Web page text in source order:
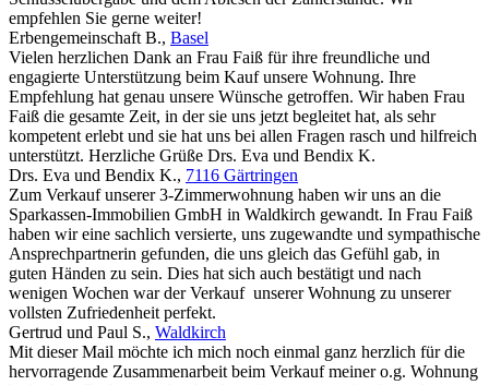
empfehlen Sie gerne weiter!
Erbengemeinschaft B., Basel
Vielen herzlichen Dank an Frau Faiß für ihre freundliche und
engagierte Unterstützung beim Kauf unsere Wohnung. Ihre
Empfehlung hat genau unsere Wünsche getroffen. Wir haben Frau
Faiß die gesamte Zeit, in der sie uns jetzt begleitet hat, als sehr
kompetent erlebt und sie hat uns bei allen Fragen rasch und hilfreich
unterstützt. Herzliche Grüße Drs. Eva und Bendix K.
Drs. Eva und Bendix K., 7116 Gärtringen
Zum Verkauf unserer 3-Zimmerwohnung haben wir uns an die
Sparkassen-Immobilien GmbH in Waldkirch gewandt. In Frau Faiß
haben wir eine sachlich versierte, uns zugewandte und sympathische
Ansprechpartnerin gefunden, die uns gleich das Gefühl gab, in
guten Händen zu sein. Dies hat sich auch bestätigt und nach
wenigen Wochen war der Verkauf unserer Wohnung zu unserer
vollsten Zufriedenheit perfekt.
Gertrud und Paul S., Waldkirch
Mit dieser Mail möchte ich mich noch einmal ganz herzlich für die
hervorragende Zusammenarbeit beim Verkauf meiner o.g. Wohnung